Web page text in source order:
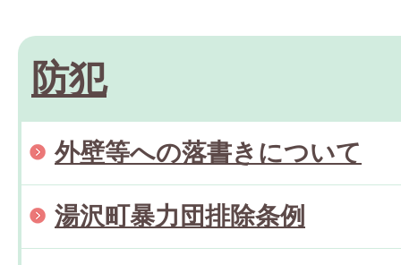
防犯
外壁等への落書きについて
湯沢町暴力団排除条例